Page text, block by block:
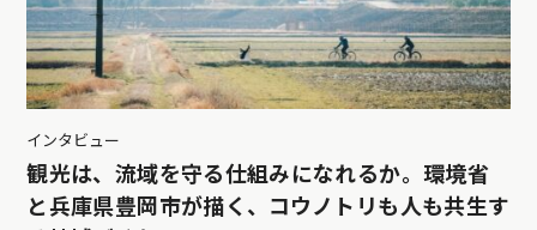
インタビュー
観光は、流域を守る仕組みになれるか。環境省
と兵庫県豊岡市が描く、コウノトリも人も共生す